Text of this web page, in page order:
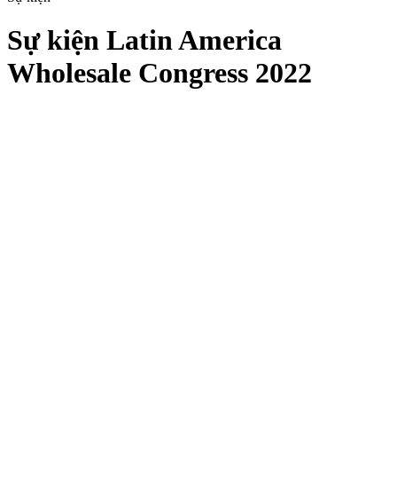
Sự kiện Latin America
Wholesale Congress 2022